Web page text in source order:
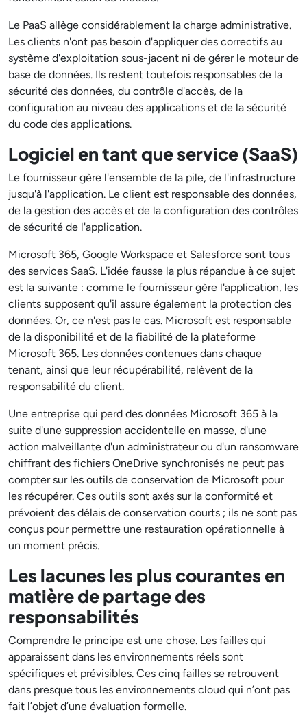
Le PaaS allège considérablement la charge administrative.
Les clients n'ont pas besoin d'appliquer des correctifs au
système d'exploitation sous-jacent ni de gérer le moteur de
base de données. Ils restent toutefois responsables de la
sécurité des données, du contrôle d'accès, de la
configuration au niveau des applications et de la sécurité
du code des applications.
Logiciel en tant que service (SaaS)
Le fournisseur gère l'ensemble de la pile, de l'infrastructure
jusqu'à l'application. Le client est responsable des données,
de la gestion des accès et de la configuration des contrôles
de sécurité de l'application.
Microsoft 365, Google Workspace et Salesforce sont tous
des services SaaS. L'idée fausse la plus répandue à ce sujet
est la suivante : comme le fournisseur gère l'application, les
clients supposent qu'il assure également la protection des
données. Or, ce n'est pas le cas. Microsoft est responsable
de la disponibilité et de la fiabilité de la plateforme
Microsoft 365. Les données contenues dans chaque
tenant, ainsi que leur récupérabilité, relèvent de la
responsabilité du client.
Une entreprise qui perd des données Microsoft 365 à la
suite d'une suppression accidentelle en masse, d'une
action malveillante d'un administrateur ou d'un ransomware
chiffrant des fichiers OneDrive synchronisés ne peut pas
compter sur les outils de conservation de Microsoft pour
les récupérer. Ces outils sont axés sur la conformité et
prévoient des délais de conservation courts ; ils ne sont pas
conçus pour permettre une restauration opérationnelle à
un moment précis.
Les lacunes les plus courantes en
matière de partage des
responsabilités
Comprendre le principe est une chose. Les failles qui
apparaissent dans les environnements réels sont
spécifiques et prévisibles. Ces cinq failles se retrouvent
dans presque tous les environnements cloud qui n’ont pas
fait l’objet d’une évaluation formelle.